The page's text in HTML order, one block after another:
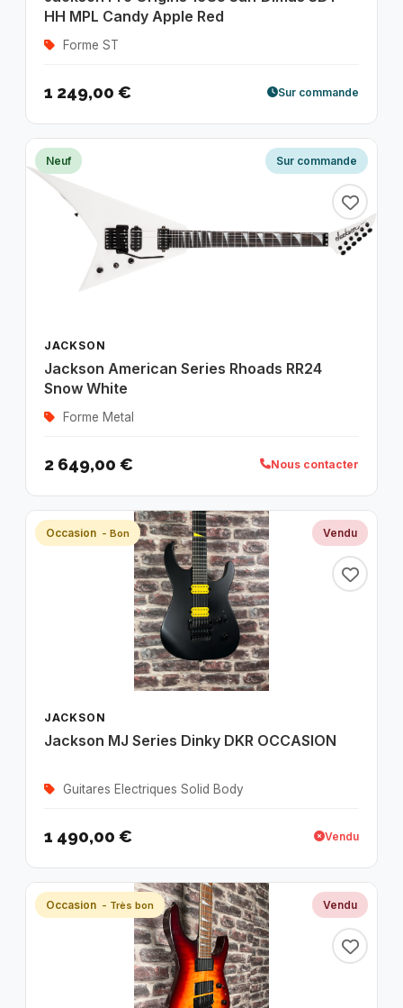
HH MPL Candy Apple Red
Forme ST
1 249,00 € Sur commande
Neuf Sur commande
JACKSON
Jackson American Series Rhoads RR24
Snow White
Forme Metal
2 649,00 € Nous contacter
Occasion - Bon Vendu
JACKSON
Jackson MJ Series Dinky DKR OCCASION
Guitares Electriques Solid Body
1 490,00 € Vendu
Occasion - Très bon Vendu